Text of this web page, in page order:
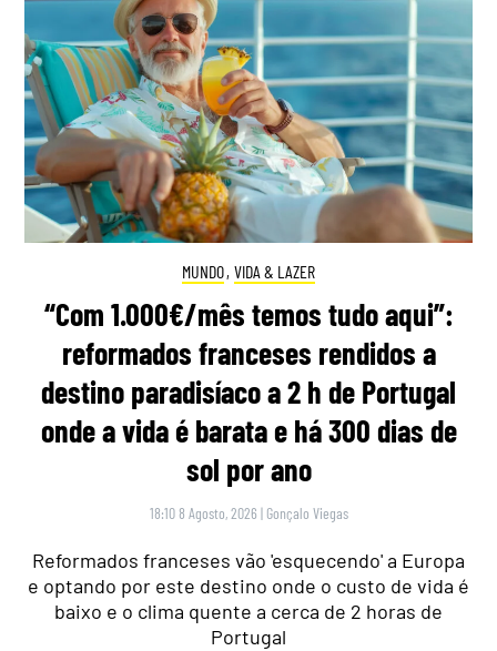
MUNDO, VIDA & LAZER
“Com 1.000€/mês temos tudo aqui”:
reformados franceses rendidos a
destino paradisíaco a 2 h de Portugal
onde a vida é barata e há 300 dias de
sol por ano
18:10 8 Agosto, 2026 | Gonçalo Viegas
Reformados franceses vão 'esquecendo' a Europa
e optando por este destino onde o custo de vida é
baixo e o clima quente a cerca de 2 horas de
Portugal